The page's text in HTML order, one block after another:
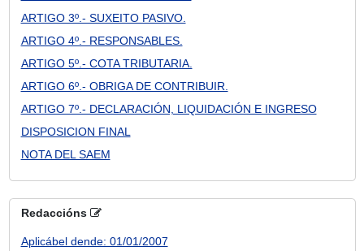
ARTIGO 3º.- SUXEITO PASIVO.
ARTIGO 4º.- RESPONSABLES.
ARTIGO 5º.- COTA TRIBUTARIA.
ARTIGO 6º.- OBRIGA DE CONTRIBUIR.
ARTIGO 7º.- DECLARACIÓN, LIQUIDACIÓN E INGRESO
DISPOSICION FINAL
NOTA DEL SAEM
Redaccións
Aplicábel dende: 01/01/2007